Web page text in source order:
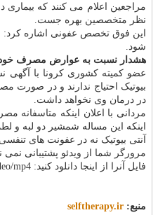
مراجعین اعلام می کنند که بیماری
نظر متخصصین بهره جست.
این فوق تخصص عفونی اشاره کرد:
شود.
هشدار نسبت به عوارض مصرف
عضو کمیته کشوری کرونا با آگهی
بیوتیک احتیاج ندارند و در صورت
در درمان وی نخواهد داشت.
مردانی با اعلان اینکه
اینکه این مساله شمشیر دو لبه و
آنتی بیوتیک نه در عفونت های
مرورگر شما از ویدئو پشتیبانی نمی
فایل آنرا از اینجا دانلود کنید: video/mp4
منبع: selftherapy.ir